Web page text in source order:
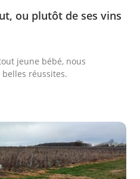
ou plutôt de ses vins
jeune bébé, nous
belles réussites.